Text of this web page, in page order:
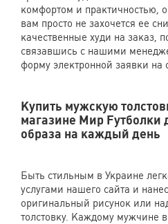
комфортом и практичностью,
вам просто не захочется ее
качественные худи на заказ,
связавшись с нашими
форму электронной заявки на
Купить мужскую
магазине Мир Fутболки
образа на каждый день
Быть стильным в Украине
услугами нашего сайта и
оригинальный рисунок или
толстовку. Каждому мужчине